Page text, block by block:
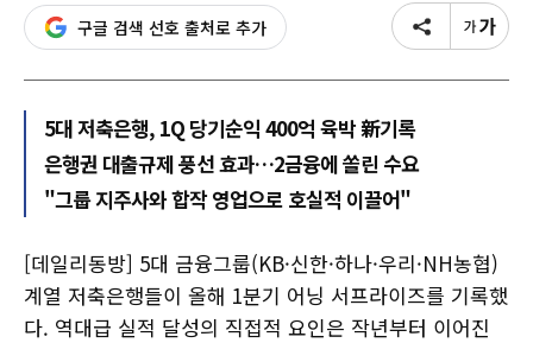
구글 검색 선호 출처로 추가
5대 저축은행, 1Q 당기순익 400억 육박 新기록
은행권 대출규제 풍선 효과…2금융에 쏠린 수요
"그룹 지주사와 합작 영업으로 호실적 이끌어"
[데일리동방] 5대 금융그룹(KB·신한·하나·우리·NH농협)
계열 저축은행들이 올해 1분기 어닝 서프라이즈를 기록했
다. 역대급 실적 달성의 직접적 요인은 작년부터 이어진